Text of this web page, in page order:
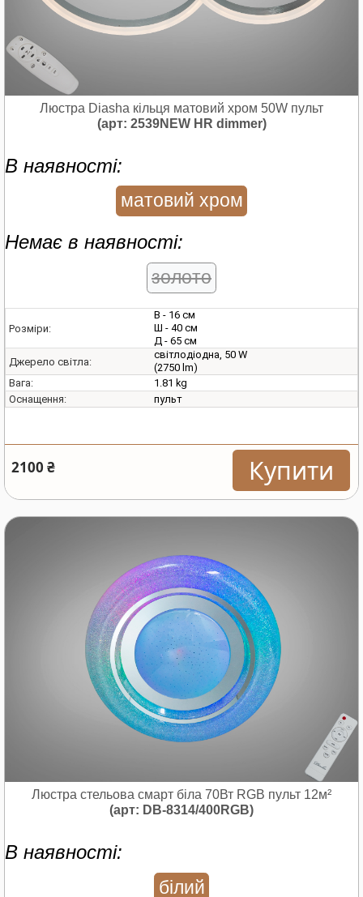
Люстра Diasha кільця матовий хром 50W пульт
(арт: 2539NEW HR dimmer)
В наявності:
матовий хром
Немає в наявності:
золото
Розміри:
В - 16 см
Ш - 40 см
Д - 65 см
Джерело світла:
світлодіодна, 50 W
(2750 lm)
Вага:
1.81 kg
Оснащення:
пульт
2100 ₴ Купити
Люстра стельова смарт біла 70Вт RGB пульт 12м²
(арт: DB-8314/400RGB)
В наявності:
білий